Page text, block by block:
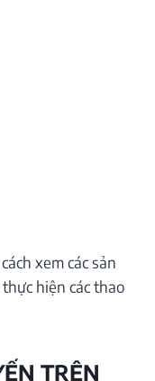
xem các sản
hiện các thao
TRÊN